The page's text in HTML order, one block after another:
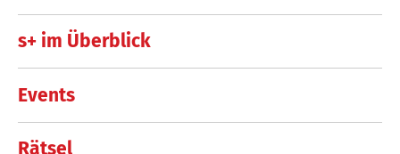
s+ im Überblick
Events
Rätsel